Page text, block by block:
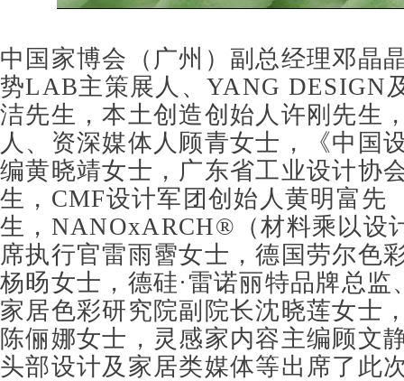
中国家博会（广州）副总经理邓晶
势LAB主策展人、YANG DESIGN
洁先生，本土创造创始人许刚先生
人、资深媒体人顾青女士，《中国
编黄晓靖女士，广东省工业设计协
生， CMF设计军团创始人黄明富先
生， NANOxARCH® （材料乘以设
席执行官雷雨霫女士，德国劳尔色
杨旸女士，德硅· 雷诺丽特品牌总监
家居色彩研究院副院长沈晓莲女士
陈俪娜女士，灵感家内容主编顾文
头部设计及家居类媒体等出席了此